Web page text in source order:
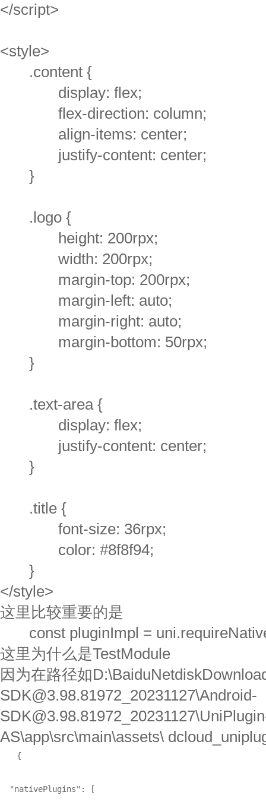
</script>
<style>
.content {
display: flex;
flex-direction: column;
align-items: center;
justify-content: center;
}
.logo {
height: 200rpx;
width: 200rpx;
margin-top: 200rpx;
margin-left: auto;
margin-right: auto;
margin-bottom: 50rpx;
}
.text-area {
display: flex;
justify-content: center;
}
.title {
font-size: 36rpx;
color: #8f8f94;
}
</style>
这里比较重要的是
const pluginImpl =
这里为什么是TestModule
因为在路径如
SDK@3.98.81972_20231127\Android-
AS\app\src\main\assets\
{
"nativePlugins": [